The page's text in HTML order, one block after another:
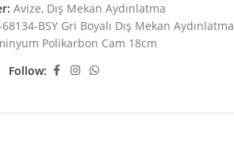
Avize, Dış Mekan Aydınlatma
BSY Gri Boyalı Dış Mekan Aydınlatma
Polikarbon Cam 18cm
Follow: